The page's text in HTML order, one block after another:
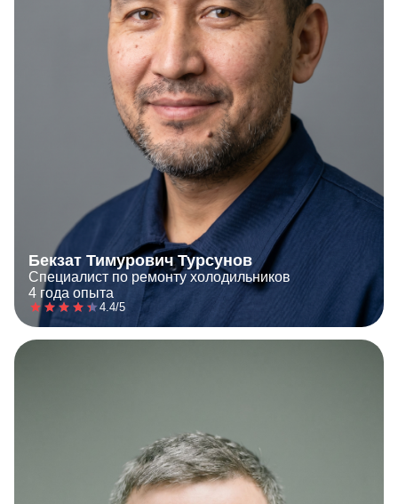
Бекзат Тимурович Турсунов
Специалист по ремонту холодильников
4 года опыта
4.4/5